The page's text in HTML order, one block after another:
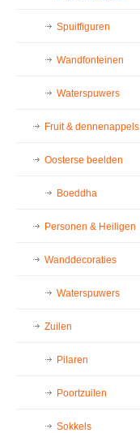
Spuitfiguren
Wandfonteinen
Waterspuwers
Fruit & dennenappels
Oosterse beelden
Boeddha
Personen & Heiligen
Wanddecoraties
Waterspuwers
Zuilen
Pilaren
Poortzuilen
Sokkels